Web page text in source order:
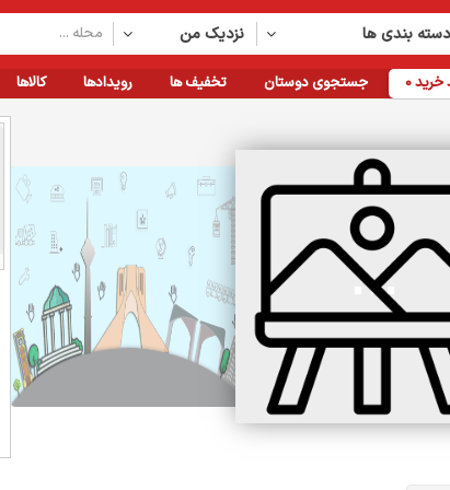
نزدیک من بندی ها
کالاها رویدادها تخفیف ها جستجوی دوستان خرید0